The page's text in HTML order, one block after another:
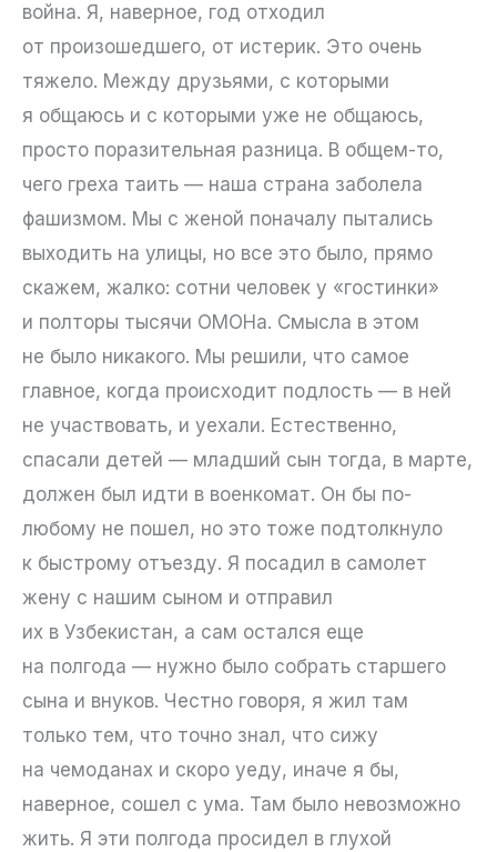
война. Я, наверное, год отходил
от произошедшего, от истерик. Это очень
тяжело. Между друзьями, с которыми
я общаюсь и с которыми уже не общаюсь,
просто поразительная разница. В общем-то,
чего греха таить — наша страна заболела
фашизмом. Мы с женой поначалу пытались
выходить на улицы, но все это было, прямо
скажем, жалко: сотни человек у «гостинки»
и полторы тысячи ОМОНа. Смысла в этом
не было никакого. Мы решили, что самое
главное, когда происходит подлость — в ней
не участвовать, и уехали. Естественно,
спасали детей — младший сын тогда, в марте,
должен был идти в военкомат. Он бы по-
любому не пошел, но это тоже подтолкнуло
к быстрому отъезду. Я посадил в самолет
жену с нашим сыном и отправил
их в Узбекистан, а сам остался еще
на полгода — нужно было собрать старшего
сына и внуков. Честно говоря, я жил там
только тем, что точно знал, что сижу
на чемоданах и скоро уеду, иначе я бы,
наверное, сошел с ума. Там было невозможно
жить. Я эти полгода просидел в глухой